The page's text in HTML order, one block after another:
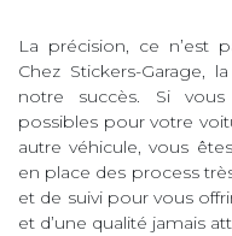
La précision, ce n’est
Chez Stickers-Garage,
notre succès. Si
possibles pour votre
autre véhicule, vous
en place des process
et de suivi pour vous
et d’une qualité jamais